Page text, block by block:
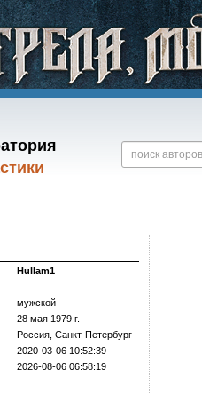
Hullam1
мужской
28 мая 1979 г.
Россия, Санкт-Петербург
2020-03-06 10:52:39
2026-08-06 06:58:19